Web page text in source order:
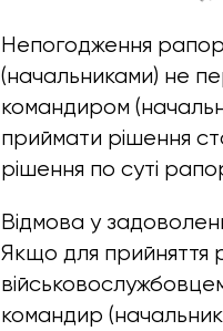
Непогодження
(начальниками) не
командиром
приймати рішення
рішення по суті
Відмова у
Якщо для прийняття
командир